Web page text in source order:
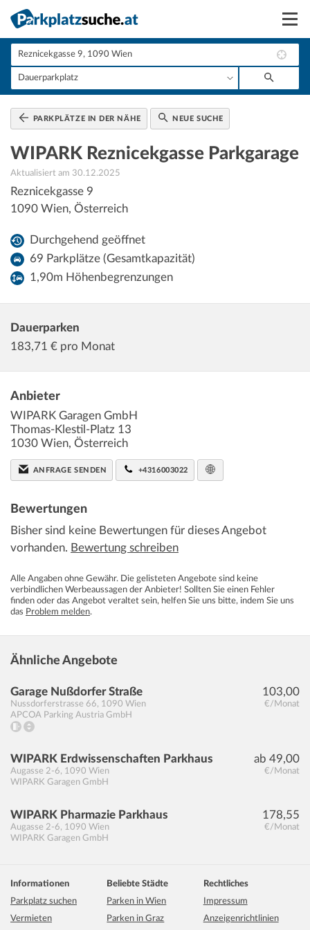
Suchen
Vermieten
Anmelden
PARKPLÄTZE IN DER NÄHE NEUE SUCHE
WIPARK Reznicekgasse Parkgarage
Aktualisiert am 30.12.2025
Reznicekgasse 9
1090 Wien, Österreich
Durchgehend geöffnet
69 Parkplätze (Gesamtkapazität)
1,90m Höhenbegrenzungen
Dauerparken
183,71 € pro Monat
Anbieter
WIPARK Garagen GmbH
Thomas-Klestil-Platz 13
1030 Wien, Österreich
ANFRAGE SENDEN +4316003022
Bewertungen
Bisher sind keine Bewertungen für dieses Angebot
vorhanden. Bewertung schreiben
Alle Angaben ohne Gewähr. Die gelisteten Angebote sind keine
verbindlichen Werbeaussagen der Anbieter! Sollten Sie einen Fehler
finden oder das Angebot veraltet sein, helfen Sie uns bitte, indem Sie uns
das Problem melden.
Ähnliche Angebote
103,00
€/Monat
Garage Nußdorfer Straße
Nussdorferstrasse 66, 1090 Wien
APCOA Parking Austria GmbH
ab 49,00
€/Monat
WIPARK Erdwissenschaften Parkhaus
Augasse 2-6, 1090 Wien
WIPARK Garagen GmbH
178,55
€/Monat
WIPARK Pharmazie Parkhaus
Augasse 2-6, 1090 Wien
WIPARK Garagen GmbH
Informationen
Parkplatz suchen
Vermieten
Beliebte Städte
Parken in Wien
Parken in Graz
Rechtliches
Impressum
Anzeigenrichtlinien